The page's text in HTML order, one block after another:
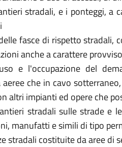
stradali, e i ponteggi, a
fasce di rispetto stradali,
anche a carattere
e l'occupazione del
che in cavo
altri impianti ed opere che
stradali sulle strade e
manufatti e simili di tipo
stradali costituite da aree di